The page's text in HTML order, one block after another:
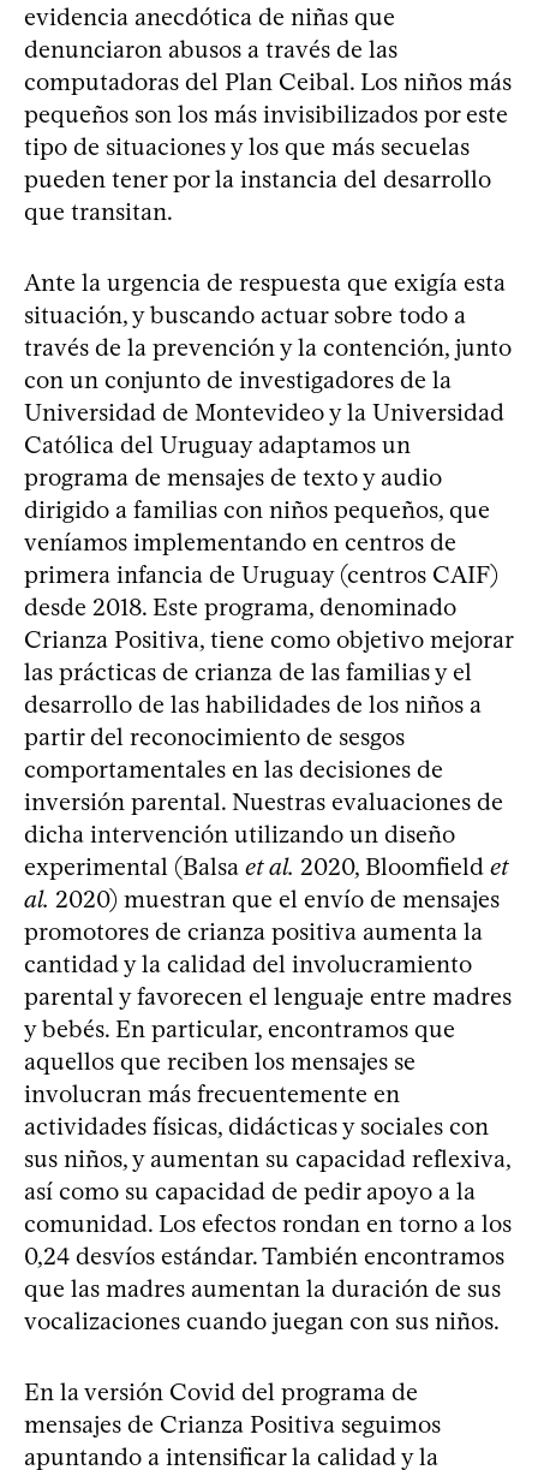
evidencia anecdótica de niñas que
denunciaron abusos a través de las
computadoras del Plan Ceibal. Los niños más
pequeños son los más invisibilizados por este
tipo de situaciones y los que más secuelas
pueden tener por la instancia del desarrollo
que transitan.
Ante la urgencia de respuesta que exigía esta
situación, y buscando actuar sobre todo a
través de la prevención y la contención, junto
con un conjunto de investigadores de la
Universidad de Montevideo y la Universidad
Católica del Uruguay adaptamos un
programa de mensajes de texto y audio
dirigido a familias con niños pequeños, que
veníamos implementando en centros de
primera infancia de Uruguay (centros CAIF)
desde 2018. Este programa, denominado
Crianza Positiva, tiene como objetivo mejorar
las prácticas de crianza de las familias y el
desarrollo de las habilidades de los niños a
partir del reconocimiento de sesgos
comportamentales en las decisiones de
inversión parental. Nuestras evaluaciones de
dicha intervención utilizando un diseño
experimental (Balsa et al. 2020, Bloomfield et
al. 2020) muestran que el envío de mensajes
promotores de crianza positiva aumenta la
cantidad y la calidad del involucramiento
parental y favorecen el lenguaje entre madres
y bebés. En particular, encontramos que
aquellos que reciben los mensajes se
involucran más frecuentemente en
actividades físicas, didácticas y sociales con
sus niños, y aumentan su capacidad reflexiva,
así como su capacidad de pedir apoyo a la
comunidad. Los efectos rondan en torno a los
0,24 desvíos estándar. También encontramos
que las madres aumentan la duración de sus
vocalizaciones cuando juegan con sus niños.
En la versión Covid del programa de
mensajes de Crianza Positiva seguimos
apuntando a intensificar la calidad y la